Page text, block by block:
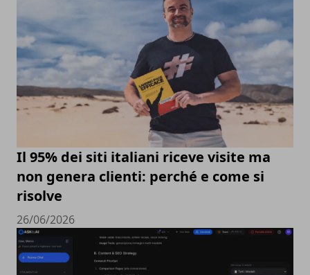
Il 95% dei siti italiani riceve visite ma
non genera clienti: perché e come si
risolve
26/06/2026